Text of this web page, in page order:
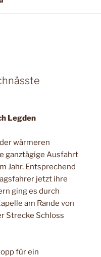
Legden
wärmeren
ganztägige Ausfahrt
Jahr. Entsprechend
jetzt ihre
ging es durch
am Rande von
Strecke Schloss
für ein